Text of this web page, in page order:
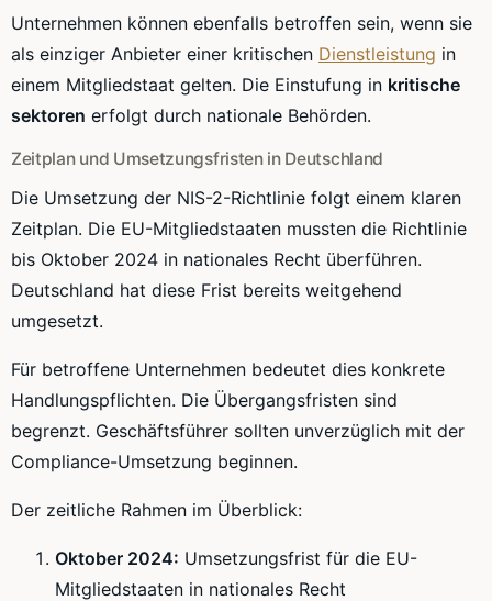
Unternehmen können ebenfalls betroffen sein, wenn sie
als einziger Anbieter einer kritischen Dienstleistung in
einem Mitgliedstaat gelten. Die Einstufung in kritische
sektoren erfolgt durch nationale Behörden.
Zeitplan und Umsetzungsfristen in Deutschland
Die Umsetzung der NIS-2-Richtlinie folgt einem klaren
Zeitplan. Die EU-Mitgliedstaaten mussten die Richtlinie
bis Oktober 2024 in nationales Recht überführen.
Deutschland hat diese Frist bereits weitgehend
umgesetzt.
Für betroffene Unternehmen bedeutet dies konkrete
Handlungspflichten. Die Übergangsfristen sind
begrenzt. Geschäftsführer sollten unverzüglich mit der
Compliance-Umsetzung beginnen.
Der zeitliche Rahmen im Überblick:
Oktober 2024: Umsetzungsfrist für die EU-
Mitgliedstaaten in nationales Recht